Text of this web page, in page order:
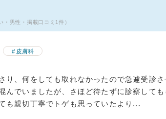
・男性・掲載口コミ1件）
皮膚科
り、何をしても取れなかったので急遽受診さ
んでいましたが、さほど待たずに診察して
も親切丁寧でトゲも思っていたより...